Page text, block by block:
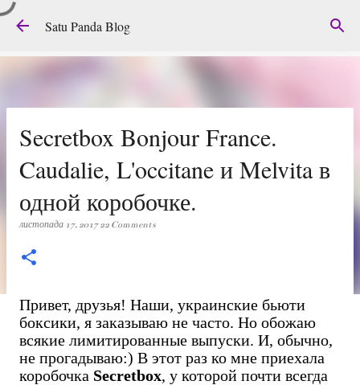
Перейти до основного вмісту
Satu Panda Blog
Secretbox Bonjour France.
Caudalie, L'occitane и Melvita в
одной коробочке.
листопада 17, 201722 Comments
Привет, друзья! Наши, украинские бьюти
боксики, я заказываю не часто. Но обожаю
всякие лимитированные выпуски. И, обычно,
не прогадываю:) В этот раз ко мне приехала
коробочка Secretbox, у которой почти всегда